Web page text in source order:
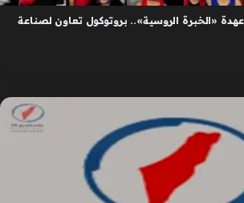
«الخبرة الروسية».. بروتوكول تعاون لصناعة